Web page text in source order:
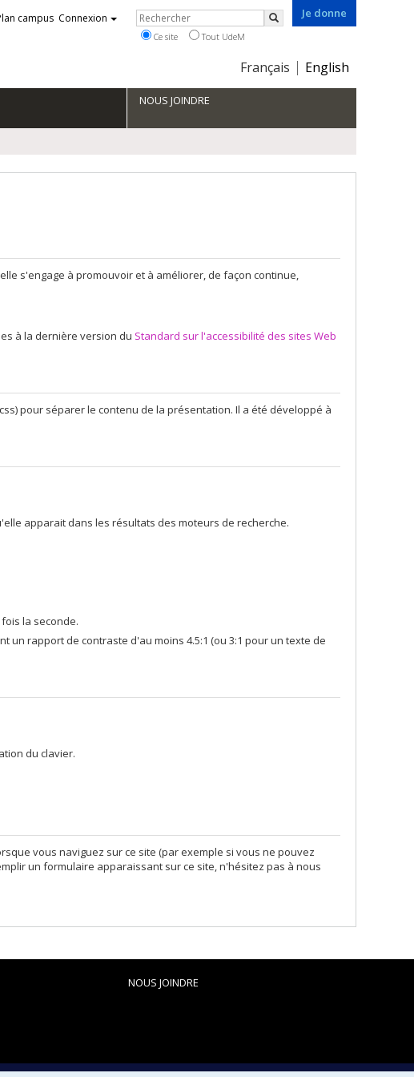
Je donne
Choix
Français English
campus Connexion Rechercher
Rechercher
Ce site Tout UdeM
NOUS JOINDRE
s'engage à promouvoir et à améliorer, de façon continue,
à la dernière version du Standard sur l'accessibilité des sites Web
pour séparer le contenu de la présentation. Il a été développé à
apparait dans les résultats des moteurs de recherche.
la seconde.
rapport de contraste d'au moins 4.5:1 (ou 3:1 pour un texte de
du clavier.
vous naviguez sur ce site (par exemple si vous ne pouvez
un formulaire apparaissant sur ce site, n'hésitez pas à nous
NOUS JOINDRE